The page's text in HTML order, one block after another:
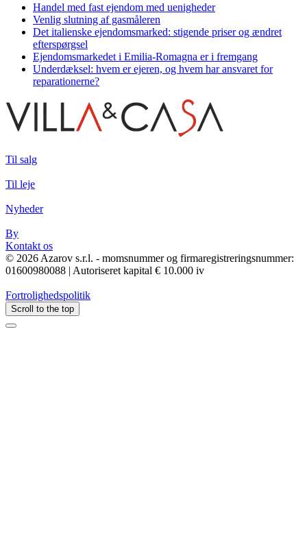
Handel med fast ejendom med uenigheder
Venlig slutning af gasmåleren
Det italienske ejendomsmarked: stigende priser og ændret
efterspørgsel
Ejendomsmarkedet i Emilia-Romagna er i fremgang
Underdæksel: hvem er ejeren, og hvem har ansvaret for
reparationerne?
Til salg
Til leje
Nyheder
By
Kontakt os
© 2026 Azarov s.r.l. - momsnummer og firmaregistreringsnummer:
01600980088 | Autoriseret kapital € 10.000 iv
Fortrolighedspolitik
Scroll to the top